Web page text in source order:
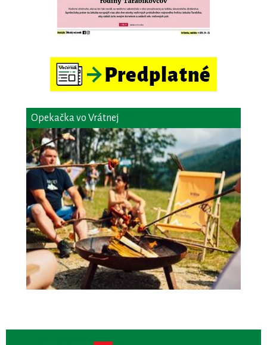
Opekačka vo Vrátnej